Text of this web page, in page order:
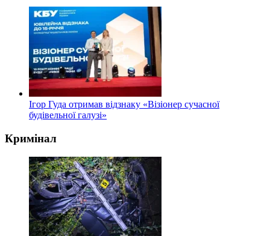
Ігор Гуда отримав відзнаку «Візіонер сучасної
будівельної галузі»
Кримінал